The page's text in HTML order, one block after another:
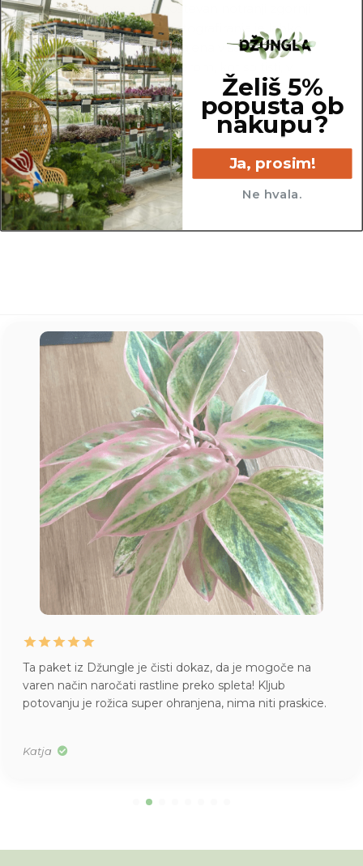
Za premer lonca je upoštevan notranji zgornji
rob lonca. Za potrebe fotografiranja je lahko
katera izmed rastlin presajena v sadilni lonec z
večjim ali manjšim premerom, kot so tisti, v
katerih so prodajane.
21 cm
Ta paket iz Džungle je čisti dokaz, da je mogoče na
varen način naročati rastline preko spleta! Kljub
potovanju je rožica super ohranjena, nima niti praskice.
Katja
Želiš 5%
popusta ob
nakupu?
Ja, prosim!
Ne hvala.